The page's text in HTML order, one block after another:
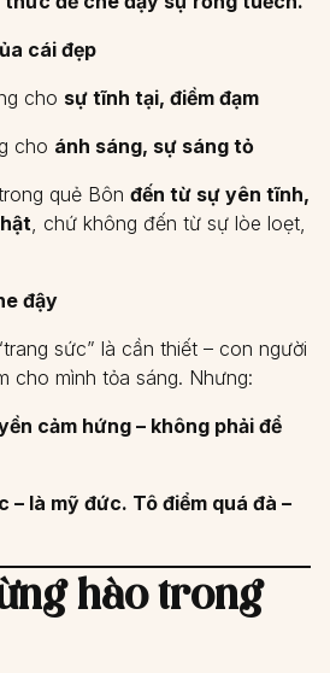
cái đẹp
cho sự tĩnh tại, điềm đạm
cho ánh sáng, sự sáng tỏ
quẻ Bôn đến từ sự yên tĩnh,
, chứ không đến từ sự lòe loẹt,
đậy
sức” là cần thiết – con người
cho mình tỏa sáng. Nhưng:
cảm hứng – không phải để
– là mỹ đức. Tô điểm quá đà –
hào trong